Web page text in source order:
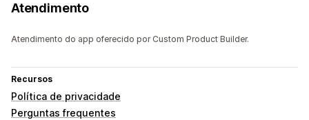
Atendimento
Atendimento do app oferecido por Custom Product Builder.
Recursos
Política de privacidade
Perguntas frequentes